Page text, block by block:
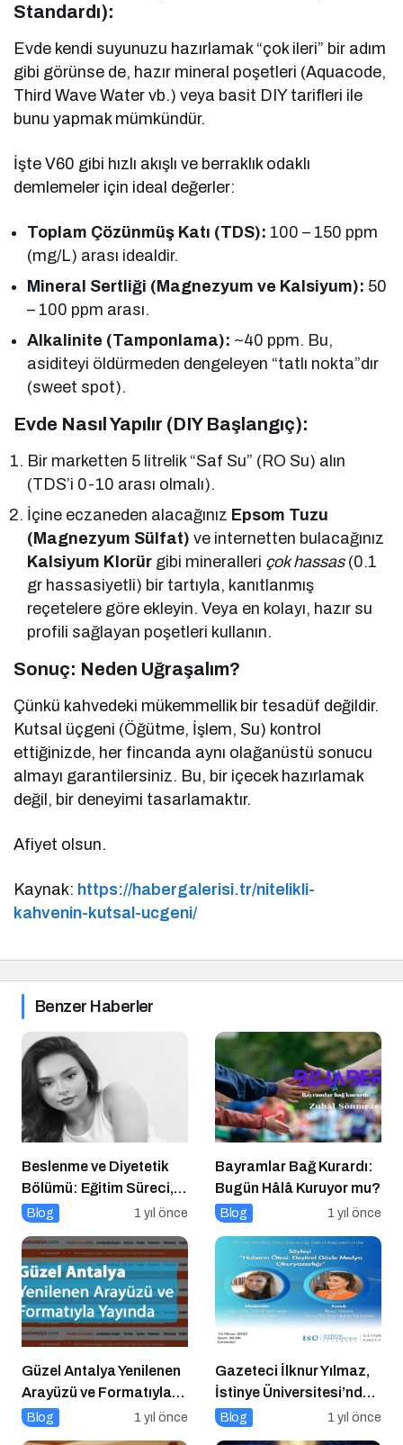
Standardı):
Evde kendi suyunuzu hazırlamak “çok ileri” bir adım
gibi görünse de, hazır mineral poşetleri (Aquacode,
Third Wave Water vb.) veya basit DIY tarifleri ile
bunu yapmak mümkündür.
İşte V60 gibi hızlı akışlı ve berraklık odaklı
demlemeler için ideal değerler:
Toplam Çözünmüş Katı (TDS): 100 – 150 ppm
(mg/L) arası idealdir.
Mineral Sertliği (Magnezyum ve Kalsiyum): 50
– 100 ppm arası.
Alkalinite (Tamponlama): ~40 ppm. Bu,
asiditeyi öldürmeden dengeleyen “tatlı nokta”dır
(sweet spot).
Evde Nasıl Yapılır (DIY Başlangıç):
Bir marketten 5 litrelik “Saf Su” (RO Su) alın
(TDS’i 0-10 arası olmalı).
İçine eczaneden alacağınız Epsom Tuzu
(Magnezyum Sülfat) ve internetten bulacağınız
Kalsiyum Klorür gibi mineralleri çok hassas(0.1
gr hassasiyetli) bir tartıyla, kanıtlanmış
reçetelere göre ekleyin. Veya en kolayı, hazır su
profili sağlayan poşetleri kullanın.
Sonuç: Neden Uğraşalım?
Çünkü kahvedeki mükemmellik bir tesadüf değildir.
Kutsal üçgeni (Öğütme, İşlem, Su) kontrol
ettiğinizde, her fincanda aynı olağanüstü sonucu
almayı garantilersiniz. Bu, bir içecek hazırlamak
değil, bir deneyimi tasarlamaktır.
Afiyet olsun.
Kaynak: https://habergalerisi.tr/nitelikli-
kahvenin-kutsal-ucgeni/
Benzer Haberler
Beslenme ve Diyetetik
Bölümü: Eğitim Süreci,
Kariyer Olanakları ve
Blog 1 yıl önce
Bayramlar Bağ Kurardı:
Bugün Hâlâ Kuruyor mu?
Blog 1 yıl önce
Güzel Antalya Yenilenen
Arayüzü ve Formatıyla
Yayında
Blog 1 yıl önce
Gazeteci İlknur Yılmaz,
İstinye Üniversitesi’nde
Dijital Medya
Blog 1 yıl önce